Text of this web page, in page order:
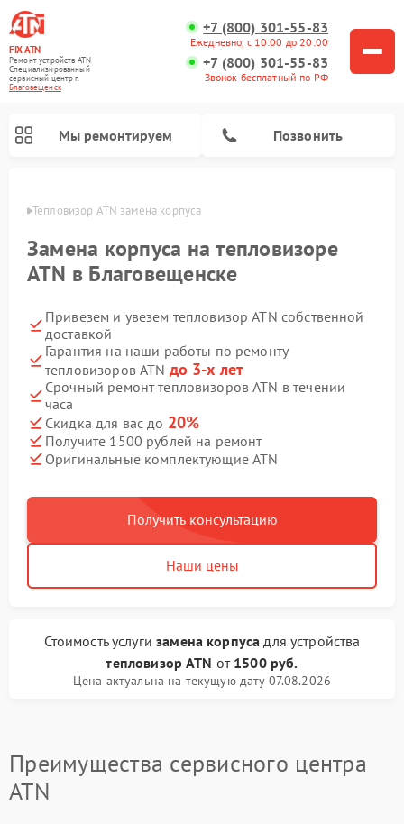
FIX-ATN
Ремонт устройств ATN
Специализированный
cервисный центр г.
Благовещенск
+7 (800) 301-55-83
Ежедневно, с 10:00 до 20:00
+7 (800) 301-55-83
Звонок бесплатный по РФ
Мы ремонтируем Позвонить
Тепловизор ATN замена корпуса
Замена корпуса на тепловизоре
ATN в Благовещенске
Привезем и увезем тепловизор ATN собственной
доставкой
Гарантия на наши работы по ремонту
тепловизоров ATN до 3-х лет
Срочный ремонт тепловизоров ATN в течении
часа
Скидка для вас до 20%
Получите 1500 рублей на ремонт
Оригинальные комплектующие ATN
Получить консультацию
Наши цены
Стоимость услугизамена корпуса для устройства
тепловизор ATN от 1500 руб.
Цена актуальна на текущую дату 07.08.2026
Преимущества сервисного центра
ATN